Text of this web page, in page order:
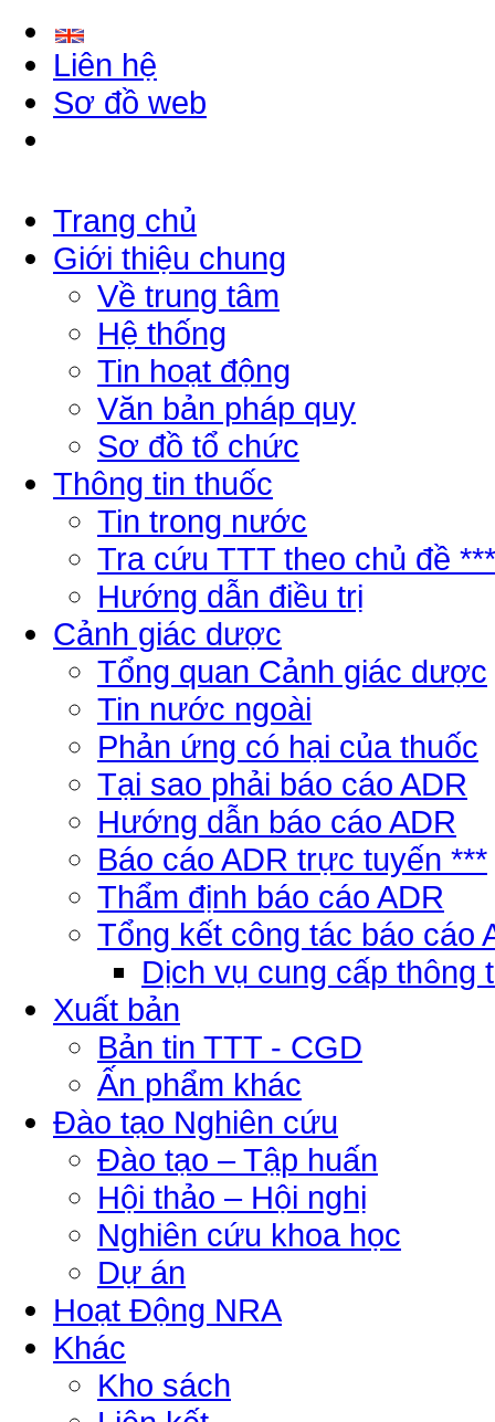
Liên hệ
Sơ đồ web
Trang chủ
Giới thiệu chung
Về trung tâm
Hệ thống
Tin hoạt động
Văn bản pháp quy
Sơ đồ tổ chức
Thông tin thuốc
Tin trong nước
Tra cứu TTT theo chủ đề ***
Hướng dẫn điều trị
Cảnh giác dược
Tổng quan Cảnh giác dược
Tin nước ngoài
Phản ứng có hại của thuốc
Tại sao phải báo cáo ADR
Hướng dẫn báo cáo ADR
Báo cáo ADR trực tuyến ***
Thẩm định báo cáo ADR
Tổng kết công tác báo cáo
Dịch vụ cung cấp thông
Xuất bản
Bản tin TTT - CGD
Ấn phẩm khác
Đào tạo Nghiên cứu
Đào tạo – Tập huấn
Hội thảo – Hội nghị
Nghiên cứu khoa học
Dự án
Hoạt Động NRA
Khác
Kho sách